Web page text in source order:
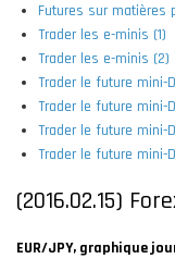
Futures sur matières
Trader les e-minis (1)
Trader les e-minis (2)
Trader le future mini-
Trader le future mini-
Trader le future mini-
Trader le future mini-
(2016.02.15)
EUR/JPY, graphique